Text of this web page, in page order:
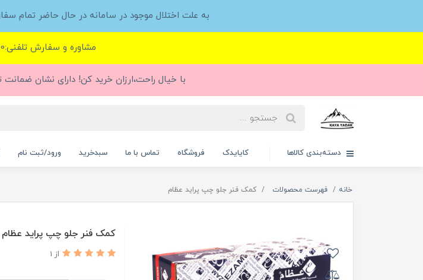
به علت اختلال موجود در سامانه در حال حاضر تمام
مشاوره و سفارش تلفنی:09148157540
با خیال راحت،ارزان خرید کن! دارای نشان ضمانت
دسته‌بندی کالاها کایایدک فروشگاه تماس با ما سبدخرید ورود/ثبت نام
خانه فهرست محصولات کمک فنر جلو چپ پراید عظام
کمک فنر جلو چپ پراید عظام
از 1